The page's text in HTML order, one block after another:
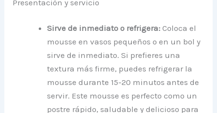
Presentación y servicio
Sirve de inmediato o refrigera: Coloca el
mousse en vasos pequeños o en un bol y
sirve de inmediato. Si prefieres una
textura más firme, puedes refrigerar la
mousse durante 15-20 minutos antes de
servir. Este mousse es perfecto como un
postre rápido, saludable y delicioso para